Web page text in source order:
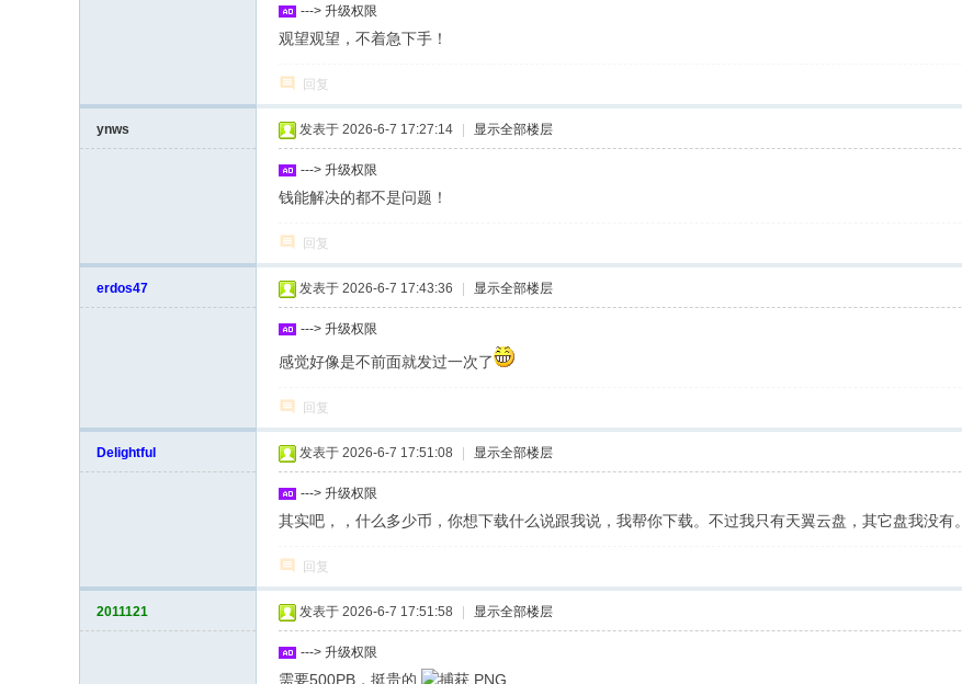
---> 升级权限
观望观望，不着急下手！
回复
ynws 发表于 2026-6-7 17:27:14 显示全部楼层
---> 升级权限
钱能解决的都不是问题！
回复
erdos47 发表于 2026-6-7 17:43:36 显示全部楼层
---> 升级权限
感觉好像是不前面就发过一次了
回复
Delightful 发表于 2026-6-7 17:51:08 显示全部楼层
---> 升级权限
其实吧，，什么多少币，你想下载什么说跟我说，我帮你下载。不过我只有天翼云盘，其它盘我没有。
回复
2011121 发表于 2026-6-7 17:51:58 显示全部楼层
---> 升级权限
需要500PB，挺贵的